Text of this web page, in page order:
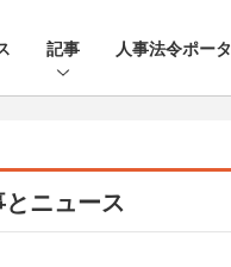
記事 人事法令ポー
ニュース